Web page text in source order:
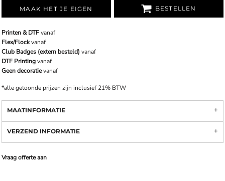
MAAK HET JE EIGEN BESTELLEN
Printen & DTFvanaf
Flex/Flockvanaf
Club Badges (extern besteld) vanaf
DTF Printingvanaf
Geen decoratievanaf
*alle getoonde prijzen zijn inclusief 21% BTW
MAATINFORMATIE
VERZEND INFORMATIE
Vraag offerte aan